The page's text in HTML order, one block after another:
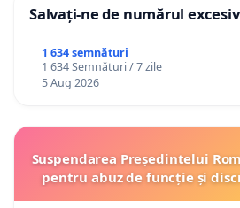
Salvați-ne de numărul
1 634 semnături
1 634 Semnături / 7 zile
5 Aug 2026
Suspendarea Președintelui
pentru abuz de funcție și